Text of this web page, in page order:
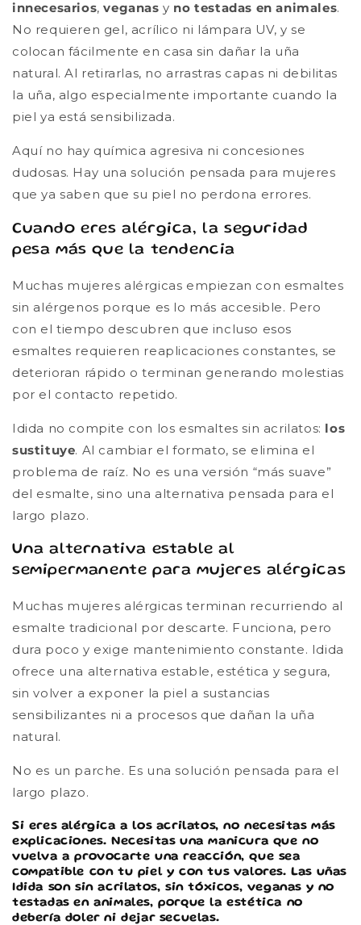
innecesarios,veganas y no testadas en animales.
No requieren gel, acrílico ni lámpara UV, y se
colocan fácilmente en casa sin dañar la uña
natural. Al retirarlas, no arrastras capas ni debilitas
la uña, algo especialmente importante cuando la
piel ya está sensibilizada.
Aquí no hay química agresiva ni concesiones
dudosas. Hay una solución pensada para mujeres
que ya saben que su piel no perdona errores.
Cuando eres alérgica, la seguridad
pesa más que la tendencia
Muchas mujeres alérgicas empiezan con esmaltes
sin alérgenos porque es lo más accesible. Pero
con el tiempo descubren que incluso esos
esmaltes requieren reaplicaciones constantes, se
deterioran rápido o terminan generando molestias
por el contacto repetido.
Idida no compite con los esmaltes sin acrilatos: los
sustituye. Al cambiar el formato, se elimina el
problema de raíz. No es una versión “más suave”
del esmalte, sino una alternativa pensada para el
largo plazo.
Una alternativa estable al
semipermanente para mujeres alérgicas
Muchas mujeres alérgicas terminan recurriendo al
esmalte tradicional por descarte. Funciona, pero
dura poco y exige mantenimiento constante. Idida
ofrece una alternativa estable, estética y segura,
sin volver a exponer la piel a sustancias
sensibilizantes ni a procesos que dañan la uña
natural.
No es un parche. Es una solución pensada para el
largo plazo.
Si eres alérgica a los acrilatos, no necesitas más
explicaciones. Necesitas una manicura que no
vuelva a provocarte una reacción, que sea
compatible con tu piel y con tus valores. Las uñas
Idida son sin acrilatos, sin tóxicos, veganas y no
testadas en animales, porque la estética no
debería doler ni dejar secuelas.